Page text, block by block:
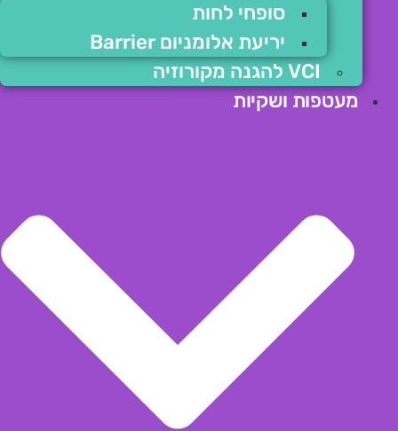
סופחי לחות
יריעת אלומניום Barrier
VCI להגנה מקורוזיה
מעטפות ושקיות